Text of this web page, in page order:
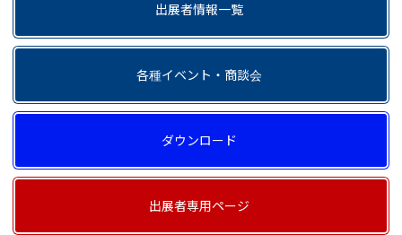
出展者情報一覧
各種イベント・商談会
ダウンロード
出展者専用ページ